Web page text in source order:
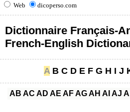
Web dicoperso.com
Dictionnaire Français-
French-English
A B C D E F G H I J
AB AC AD AE AFAGAH AI AJ